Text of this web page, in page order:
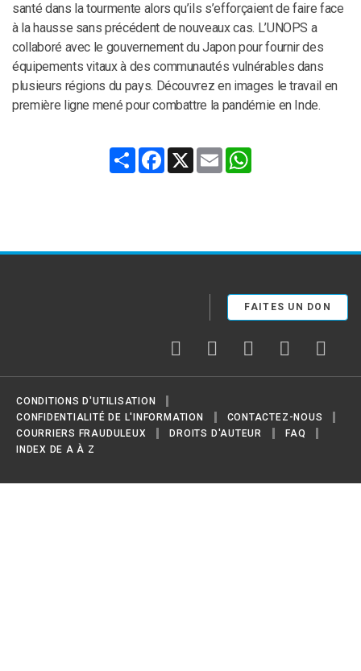
santé dans la tourmente alors qu’ils s’efforçaient de faire face
à la hausse sans précédent de nouveaux cas. L’UNOPS a
collaboré avec le gouvernement du Japon pour fournir des
équipements vitaux à des communautés vulnérables dans
plusieurs régions du pays. Découvrez en images le travail en
première ligne mené pour combattre la pandémie en Inde.
Share Facebook
X Email
FAITES UN DON
facebooktwitter youtube instagram
CONDITIONS D'UTILISATION
CONFIDENTIALITÉ DE L'INFORMATION
CONTACTEZ-NOUS
COURRIERS FRAUDULEUX
DROITS D'AUTEUR
FAQ
INDEX DE A À Z